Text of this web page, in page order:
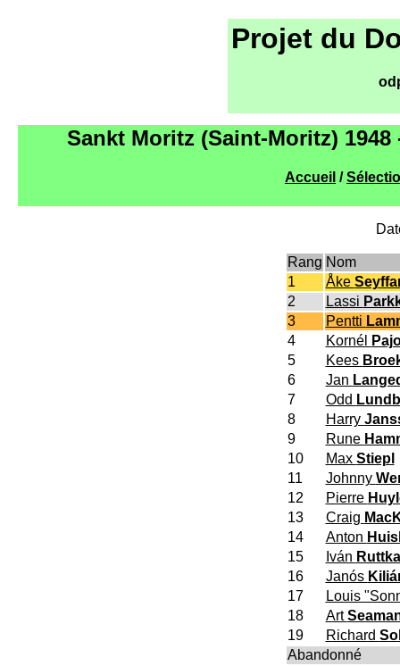
Projet du
Sankt Moritz (Saint-Moritz)
Accueil /
Rang Nom
1
Åke
2
Lassi
3
Pentti
4
Kornél
5
Kees
6
Jan
7
Odd
8
Harry
9
Rune
10
Max Stiepl
11
Johnny
12
Pierre
13
Craig
14
Anton
15
Iván
16
Janós
17
Louis
18
Art
19
Richard
Abandonné